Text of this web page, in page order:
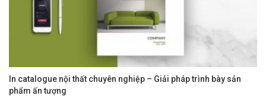
In catalogue nội thất chuyên nghiệp – Giải pháp trình bày sản
phẩm ấn tượng